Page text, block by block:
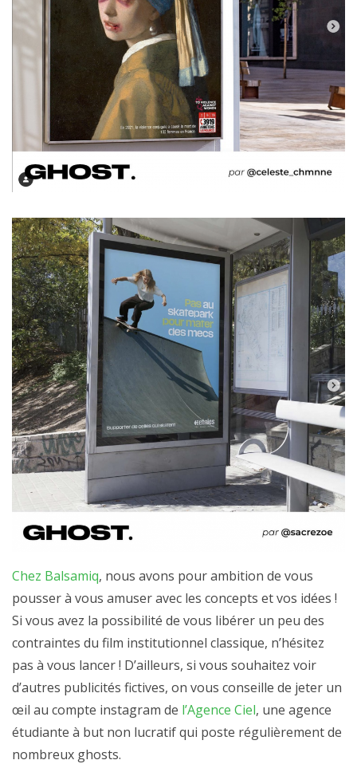
Chez Balsamiq, nous avons pour ambition de vous
pousser à vous amuser avec les concepts et vos idées !
Si vous avez la possibilité de vous libérer un peu des
contraintes du film institutionnel classique, n’hésitez
pas à vous lancer ! D’ailleurs, si vous souhaitez voir
d’autres publicités fictives, on vous conseille de jeter un
œil au compte instagram de l’Agence Ciel, une agence
étudiante à but non lucratif qui poste régulièrement de
nombreux ghosts.